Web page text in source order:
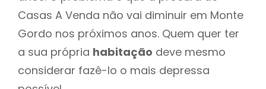
Casas A Venda não vai diminuir em Monte
Gordo nos próximos anos. Quem quer ter
a sua própria habitação deve mesmo
considerar fazê-lo o mais depressa